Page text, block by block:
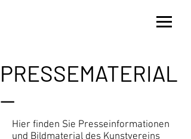
PRESSEMATERIAL
—
Hier finden Sie Presseinformationen
und Bildmaterial des Kunstvereins